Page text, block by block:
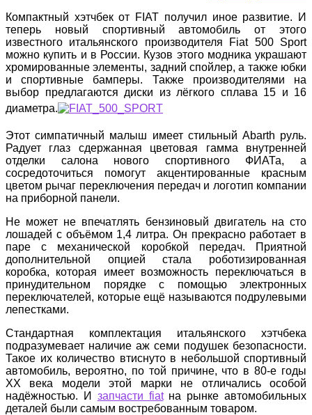
Компактный хэтчбек от FIAT получил иное развитие. И
теперь новый спортивный автомобиль от этого
известного итальянского производителя Fiat 500 Sport
можно купить и в России. Кузов этого модника украшают
хромированные элементы, задний спойлер, а также юбки
и спортивные бамперы. Также производителями на
выбор предлагаются диски из лёгкого сплава 15 и 16
диаметра.
Этот симпатичный малыш имеет стильный Abarth руль.
Радует глаз сдержанная цветовая гамма внутренней
отделки салона нового спортивного ФИАТа, а
сосредоточиться помогут акцентированные красным
цветом рычаг переключения передач и логотип компании
на приборной панели.
Не может не впечатлять бензиновый двигатель на сто
лошадей с объёмом 1,4 литра. Он прекрасно работает в
паре с механической коробкой передач. Приятной
дополнительной опцией стала роботизированная
коробка, которая имеет возможность переключаться в
принудительном порядке с помощью электронных
переключателей, которые ещё называются подрулевыми
лепестками.
Стандартная комплектация итальянского хэтчбека
подразумевает наличие аж семи подушек безопасности.
Такое их количество втиснуто в небольшой спортивный
автомобиль, вероятно, по той причине, что в 80-е годы
XX века модели этой марки не отличались особой
надёжностью. И запчасти fiatна рынке автомобильных
деталей были самым востребованным товаром.